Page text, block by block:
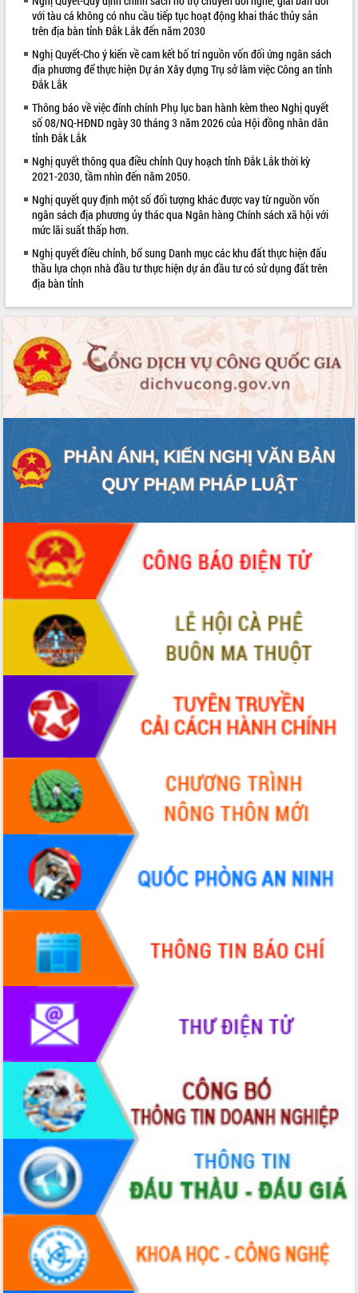
Bí thư Tỉnh ủy Lương Nguyễn Minh
Triết thăm, tặng quà người có công với
cách mạng
Rà soát, hoàn thiện hệ thống thiết chế
văn hóa, thể thao đáp ứng yêu cầu
phát triển mới
Thường trực HĐND tỉnh Đắk Lắk gặp
mặt Đoàn chuyên gia y tế TP. Hồ Chí
Minh
Lễ truy điệu và an táng hài cốt liệt sĩ
tại Nghĩa trang Liệt sĩ xã Sơn Hòa
Bàn giải pháp tháo gỡ khó khăn trong
xuất khẩu sầu riêng và triển khai quy
định EUDR
Thứ trưởng Bộ Nông nghiệp và Môi
vùng trồng và doanh nghiệp đóng gói
sầu riêng tại Đắk Lắk
Trình diễn nghệ thuật chế biến các
món ăn từ sầu riêng
Đắk Lắk công bố Quy hoạch và xúc
tiến đầu tư tỉnh
Diễn đàn Kinh tế tư nhân Việt Nam đột
phá cơ chế - Hợp tác công tư
Đề án 06 tạo bước ngoặt đột phá trong
Kết nối tour, đẩy mạnh chuyển đổi số
để phát triển du lịch Đắk Lắk
Khởi động Dự án Đầu tư xây dựng hạ
tầng kỹ thuật Cụm công nghiệp Tân
Tiến
Gặp mặt các cơ quan báo chí nhân Kỷ
niệm 101 năm Ngày Báo chí Cách
mạng Việt Nam
Đắk Lắk sơ kết 4 năm triển khai thực
hiện Đề án 06 của Chính phủ
Họp báo thông tin về Hội nghị Công bố
Quy hoạch và Xúc tiến đầu tư tỉnh Đắk
Khơi thông điểm nghẽn, đẩy nhanh
giải ngân vốn khắc phục thiên tai
HĐND tỉnh thông qua điều chỉnh Quy
hoạch tỉnh thời kỳ 2021-2030
Hội thảo góp ý hồ sơ điều chỉnh quy
hoạch tỉnh Đắk Lắk thời kỳ 2021-2030,
tầm nhìn đến năm 2050
Nâng cao hiệu quả hoạt động của các
doanh nghiệp nhà nước
Hội nghị triển khai kết nối mạng
truyền số liệu chuyên dùng phục vụ cơ
quan Đảng, Nhà nước
Lễ phát động chuỗi hoạt động chung
tay làm sạch môi trường
Xã Ea Kar bước chuyển mình trong
công tác cải cách hành chính mô hình
UBND tỉnh họp báo định kỳ tháng 4
năm 2026
Hội thảo khoa học “Giải pháp thúc đẩy
phát triển nền kinh tế xanh tại tỉnh
Đắk Lắk”
Tăng cường giám sát, đôn đốc thực
hiện nhiệm vụ quản lý tài sản công
hàng tuần
Tháo gỡ những vướng mắc, đẩy mạnh
công tác cải cách thủ tục hành chính
tại Trung tâm Phục vụ hành chính
công tỉnh
Đắk Lắk: Tôn vinh 46 giải pháp tại Hội
thi Sáng tạo Kỹ thuật 2024 - 2025
ALBUM ẢNH
LIÊN KẾT WEB
với tàu cá không có nhu cầu tiếp tục hoạt động khai thác thủy sản
trên địa bàn tỉnh Đắk Lắk đến năm 2030
Nghị Quyết-Cho ý kiến về cam kết bố trí nguồn vốn đối ứng ngân sách
địa phương để thực hiện Dự án Xây dựng Trụ sở làm việc Công an tỉnh
Đắk Lắk
Thông báo về việc đính chính Phụ lục ban hành kèm theo Nghị quyết
số 08/NQ-HĐND ngày 30 tháng 3 năm 2026 của Hội đồng nhân dân
tỉnh Đắk Lắk
Nghị quyết thông qua điều chỉnh Quy hoạch tỉnh Đắk Lắk thời kỳ
2021-2030, tầm nhìn đến năm 2050.
Nghị quyết quy định một số đối tượng khác được vay từ nguồn vốn
ngân sách địa phương ủy thác qua Ngân hàng Chính sách xã hội với
mức lãi suất thấp hơn.
Nghị quyết điều chỉnh, bổ sung Danh mục các khu đất thực hiện đấu
thầu lựa chọn nhà đầu tư thực hiện dự án đầu tư có sử dụng đất trên
địa bàn tỉnh